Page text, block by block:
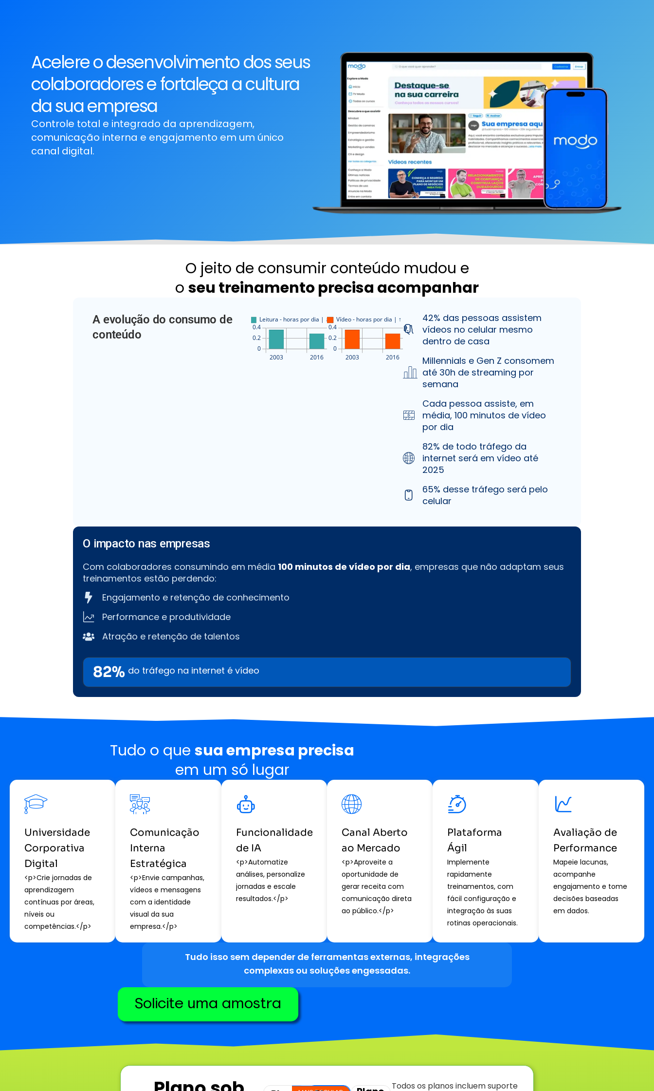
Acelere o desenvolvimento dos seus
colaboradores e fortaleça a cultura
da sua empresa
Controle total e integrado da aprendizagem,
comunicação interna e engajamento em um único
canal digital.
O jeito de consumir conteúdo mudou e
o seu treinamento precisa acompanhar
A evolução do consumo de
conteúdo
42% das pessoas assistem
vídeos no celular mesmo
dentro de casa
Millennials e Gen Z consomem
até 30h de streaming por
semana
Cada pessoa assiste, em
média, 100 minutos de vídeo
por dia
82% de todo tráfego da
internet será em vídeo até
2025
65% desse tráfego será pelo
celular
O impacto nas empresas
Com colaboradores consumindo em média 100 minutos de vídeo por dia, empresas que não adaptam seus
treinamentos estão perdendo:
Engajamento e retenção de conhecimento
Performance e produtividade
Atração e retenção de talentos
82% do tráfego na internet é vídeo
Tudo o que sua empresa precisa
em um só lugar
Universidade
Corporativa
Digital
<p>Crie jornadas de
aprendizagem
contínuas por áreas,
níveis ou
competências.</p>
Comunicação
Interna
Estratégica
<p>Envie campanhas,
vídeos e mensagens
com a identidade
visual da sua
empresa.</p>
Funcionalidades
de IA
<p>Automatize
análises, personalize
jornadas e escale
resultados.</p>
Canal Aberto
ao Mercado
<p>Aproveite a
oportunidade de
gerar receita com
comunicação direta
ao público.</p>
Plataforma
Ágil
Implemente
rapidamente
treinamentos, com
fácil configuração e
integração às suas
rotinas operacionais.
Avaliação de
Performance
Mapeie lacunas,
acompanhe
engajamento e tome
decisões baseadas
em dados.
Tudo isso sem depender de ferramentas externas, integrações
complexas ou soluções engessadas.
Solicite uma amostra
Todos os planos incluem suporte